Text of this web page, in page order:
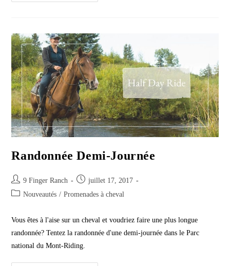
Randonnée Demi-Journée
Post
author:
9 Finger Ranch
Post
published:
juillet 17, 2017
PostNouveautés / Promenades à cheval
Vous êtes à l'aise sur un cheval et voudriez faire une plus longue
randonnée? Tentez la randonnée d'une demi-journée dans le Parc
national du Mont-Riding.